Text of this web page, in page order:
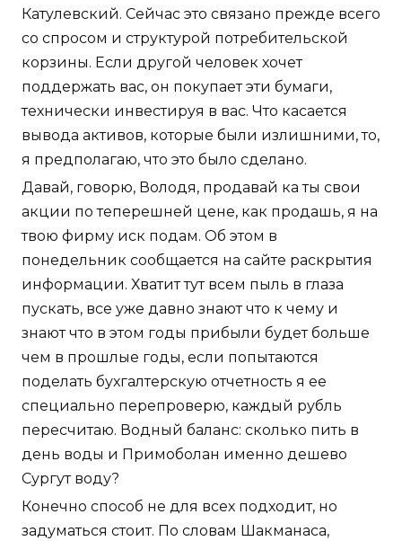
Катулевский. Сейчас это связано прежде всего
со спросом и структурой потребительской
корзины. Если другой человек хочет
поддержать вас, он покупает эти бумаги,
технически инвестируя в вас. Что касается
вывода активов, которые были излишними, то,
я предполагаю, что это было сделано.
Давай, говорю, Володя, продавай ка ты свои
акции по теперешней цене, как продашь, я на
твою фирму иск подам. Об этом в
понедельник сообщается на сайте раскрытия
информации. Хватит тут всем пыль в глаза
пускать, все уже давно знают что к чему и
знают что в этом годы прибыли будет больше
чем в прошлые годы, если попытаются
поделать бухгалтерскую отчетность я ее
специально перепроверю, каждый рубль
пересчитаю. Водный баланс: сколько пить в
день воды и Примоболан именно дешево
Сургут воду?
Конечно способ не для всех подходит, но
задуматься стоит. По словам Шакманаса,